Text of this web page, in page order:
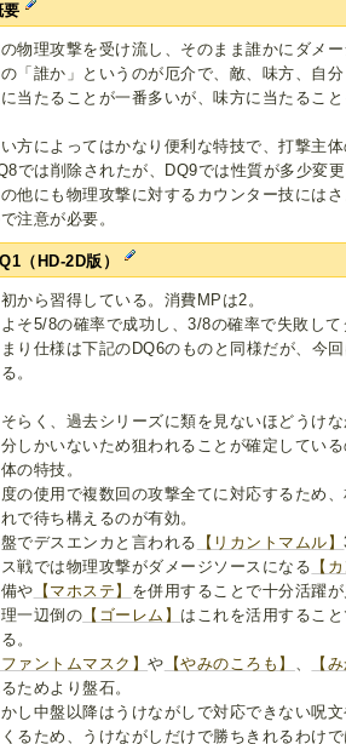
要
物理攻撃を受け流し、そのまま誰かにダメ
「誰か」というのが厄介で、敵、味方、自
当たることが一番多いが、味方に当たるこ
方によってはかなり便利な特技で、打撃主
では削除されたが、DQ9では性質が多少変
他にも物理攻撃に対するカウンター技には
注意が必要。
（HD-2D版）
から習得している。消費MPは2。
そ5/8の確率で成功し、3/8の確率で失敗して
り仕様は下記のDQ6のものと同様だが、今
。
らく、過去シリーズに類を見ないほどうけな
しかいないため狙われることが確定してい
の特技。
の使用で複数回の攻撃全てに対応するため
で待ち構えるのが有効。
でデスエンカと言われる
【リカントマムル】
戦では物理攻撃がダメージソースになる 【
や 【マホステ】 を併用することで十分活躍が
一辺倒の 【ゴーレム】 はこれを活用すること
。
ファントムマスク】や 【やみのころも】 、 【
ためより盤石。
かし中盤以降はうけながしで対応できない呪
るため、うけながしだけで勝ちきれるわけで